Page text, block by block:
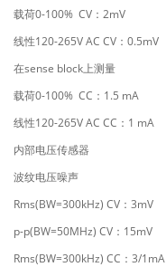
载荷0-100% CV ： 2mV
线性120-265V AC CV ： 0.5mV
在sense block上测量
载荷0-100% CC ： 1.5 mA
线性120-265V AC CC ： 1 mA
内部电压传感器
波纹电压噪声
Rms(BW=300kHz) CV ： 3mV
p-p(BW=50MHz) CV ： 15mV
Rms(BW=300kHz) CC ： 3/1mA